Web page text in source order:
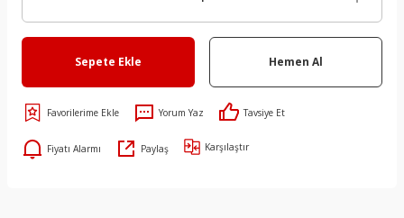
Sepete Ekle Hemen Al
Yorum Yaz Tavsiye Et
Fiyatı Alarmı Paylaş Karşılaştır